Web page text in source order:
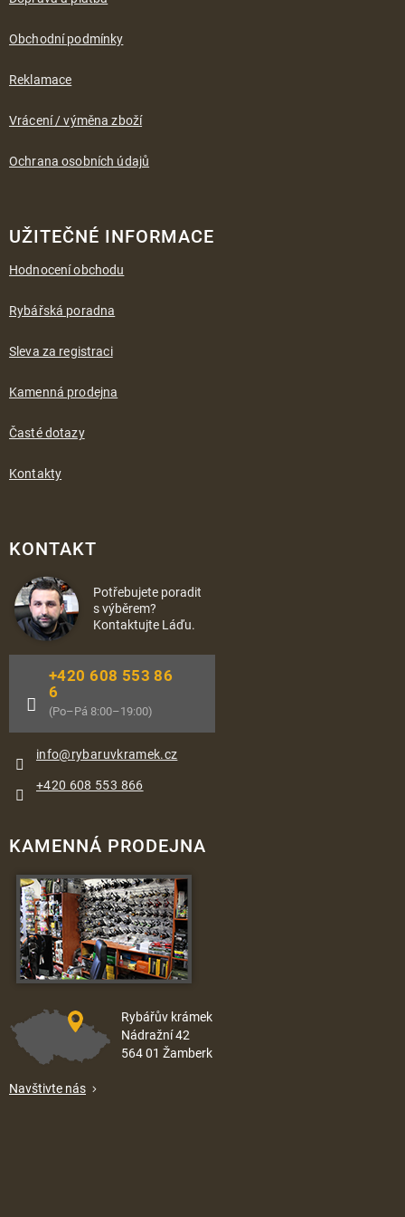
Obchodní podmínky
Reklamace
Vrácení / výměna zboží
Ochrana osobních údajů
UŽITEČNÉ INFORMACE
Hodnocení obchodu
Rybářská poradna
Sleva za registraci
Kamenná prodejna
Časté dotazy
Kontakty
KONTAKT
Potřebujete poradit
s výběrem?
Kontaktujte Láďu.
info@rybaruvkramek.cz
+420 608 553 86
6
(Po–Pá 8:00–19:00)
+420 608 553 866
KAMENNÁ PRODEJNA
Rybářův krámek
Nádražní 42
564 01 Žamberk
Navštivte nás